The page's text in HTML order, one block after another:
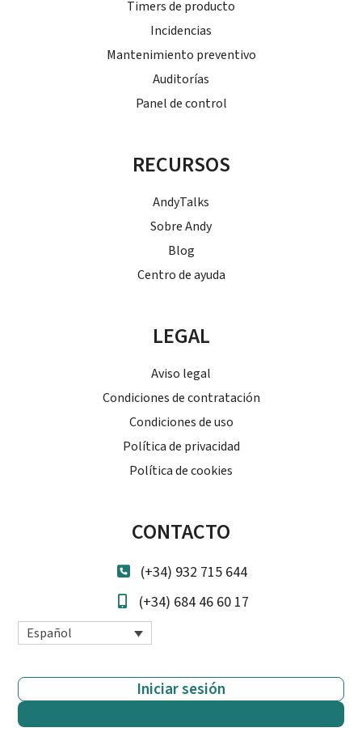
Timers de producto
Incidencias
Mantenimiento preventivo
Auditorías
Panel de control
RECURSOS
AndyTalks
Sobre Andy
Blog
Centro de ayuda
LEGAL
Aviso legal
Condiciones de contratación
Condiciones de uso
Política de privacidad
Política de cookies
CONTACTO
(+34) 932 715 644
(+34) 684 46 60 17
Español
Iniciar sesión